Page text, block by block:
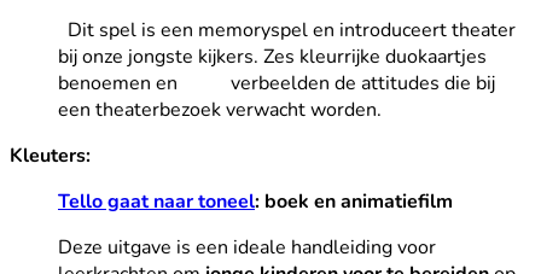
Dit spel is een memoryspel en introduceert theater
bij onze jongste kijkers. Zes kleurrijke duokaartjes
benoemen en verbeelden de attitudes die bij
een theaterbezoek verwacht worden.
Kleuters:
Tello gaat naar toneel: boek en animatiefilm
Deze uitgave is een ideale handleiding voor